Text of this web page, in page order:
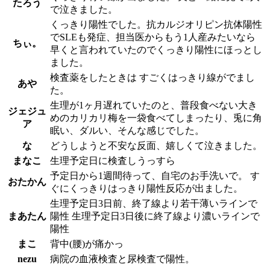
たろう
で泣きました。
ちぃ。
くっきり陽性でした。抗カルジオリピン抗体陽性
でSLEも発症、担当医からもう1人産みたいなら
早くと言われていたのでくっきり陽性にほっとし
ました。
あや
検査薬をしたときは すごくはっきり線がでまし
た。
ジェジュ
ア
生理が1ヶ月遅れていたのと、普段食べない大き
めのカリカリ梅を一袋食べてしまったり、兎に角
眠い、ダルい、そんな感じでした。
な
どうしようと不安な反面、嬉しくて泣きました。
まなこ
生理予定日に検査しうっすら
おたかん
予定日から1週間待って、自宅のお手洗いで。 す
ぐにくっきりはっきり陽性反応が出ました。
まあたん
生理予定日3日前、終了線より若干薄いラインで
陽性 生理予定日3日後に終了線より濃いラインで
陽性
まこ
背中(腰)が痛かっ
nezu
病院の血液検査と尿検査で陽性。